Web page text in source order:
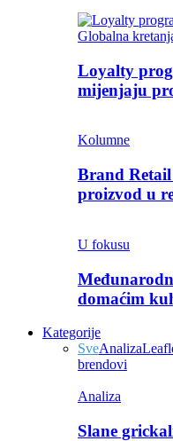
Globalna
Loyalty
mijenjaju
Kolumne
Brand
proizvod u
U fokusu
domaćim
Kategorije
SveAnaliza
brendovi
Analiza
Slane